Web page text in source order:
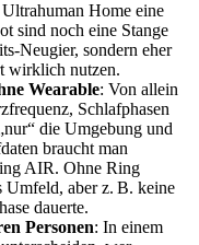
Home eine
sind noch eine Stange
Neugier, sondern eher
wirklich nutzen.
Wearable: Von allein
Schlafphasen
die Umgebung und
braucht man
AIR. Ohne Ring
aber z. B. keine
dauerte.
Personen: In einem